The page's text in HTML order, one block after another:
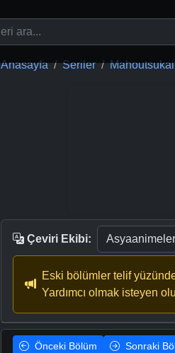
Anasayfa Seriler
Çeviri Ekibi:
Eski bölümler telif
Yardımcı olmak isteyen
Önceki Bölüm Sonraki